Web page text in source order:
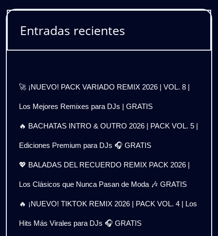
Entradas recientes
🚀 ¡NUEVO! PACK VARIADO REMIX 2026 | VOL. 8 |
Los Mejores Remixes para DJs | GRATIS
🔥 BACHATAS INTRO & OUTRO 2026 | PACK VOL. 5 |
Ediciones Premium para DJs 🎧 GRATIS
💖 BALADAS DEL RECUERDO REMIX PACK 2026 |
Los Clásicos que Nunca Pasan de Moda 🎶 GRATIS
🔥 ¡NUEVO! TIKTOK REMIX 2026 | PACK VOL. 4 | Los
Hits Más Virales para DJs 🎧 GRATIS